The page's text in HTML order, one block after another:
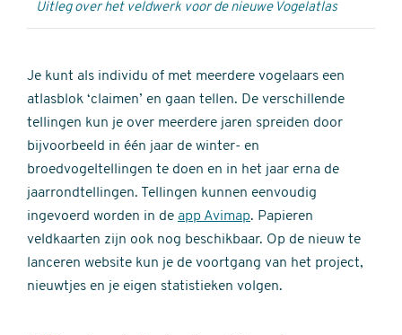
Uitleg over het veldwerk voor de nieuwe Vogelatlas
Je kunt als individu of met meerdere vogelaars een
atlasblok ‘claimen’ en gaan tellen. De verschillende
tellingen kun je over meerdere jaren spreiden door
bijvoorbeeld in één jaar de winter- en
broedvogeltellingen te doen en in het jaar erna de
jaarrondtellingen. Tellingen kunnen eenvoudig
ingevoerd worden in de app Avimap. Papieren
veldkaarten zijn ook nog beschikbaar. Op de nieuw te
lanceren website kun je de voortgang van het project,
nieuwtjes en je eigen statistieken volgen.